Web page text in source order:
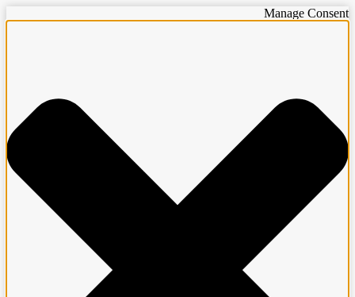
Manage Consent